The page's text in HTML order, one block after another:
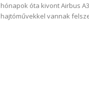
hónapok óta kivont Airbus
hajtóművekkel vannak